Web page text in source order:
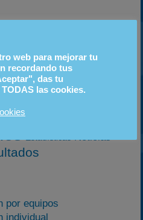
2023
Noticias
por equipos
individual
web para mejorar tu
recordando tus
das tu
las cookies.